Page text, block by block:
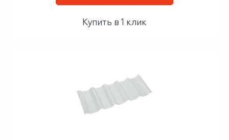
Купить в 1 клик